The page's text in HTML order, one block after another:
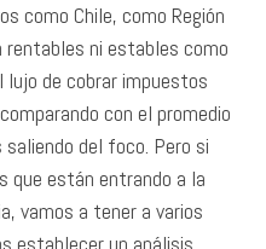
como Chile, como Región
ni estables como
lujo de cobrar impuestos
con el promedio
del foco. Pero si
que están entrando a la
vamos a tener a varios